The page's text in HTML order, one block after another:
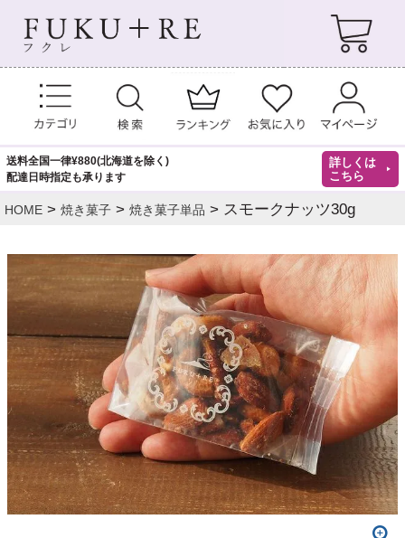
送料全国一律¥880(北海道を除く)
配達日時指定も承ります
詳しくは
こちら
HOME 焼き菓子 焼き菓子単品 スモークナッツ30g